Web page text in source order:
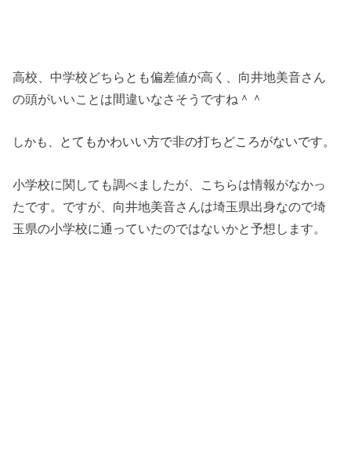
高校、中学校どちらとも偏差値が高く、向井地美音さん
の頭がいいことは間違いなさそうですね＾＾
しかも、 とてもかわいい方で非の打ちどころがないです。
小学校に関しても調べましたが、こちらは情報がなかっ
たです。ですが、向井地美音さんは埼玉県出身なので埼
玉県の小学校に通っていたのではないかと予想します。